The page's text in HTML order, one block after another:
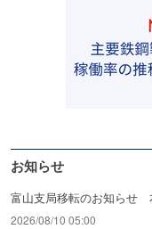
お知らせ
富山支局移転のお知らせ
2026/08/10 05:00